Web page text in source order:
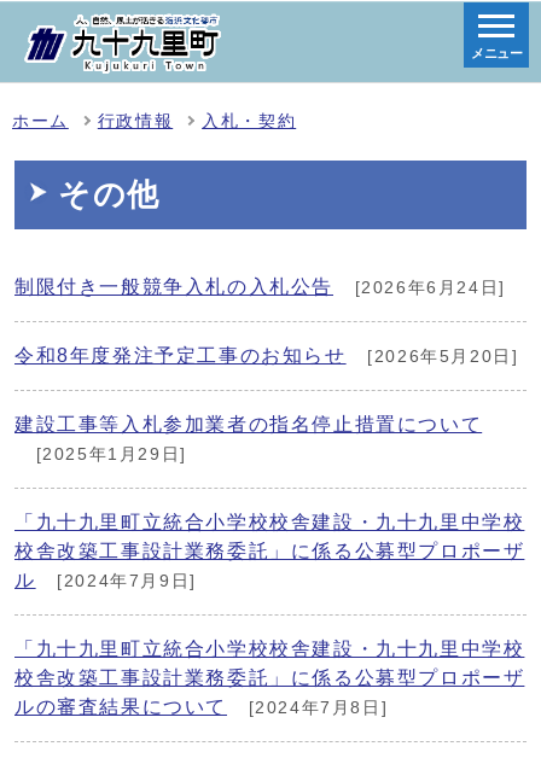
メニュー
ホーム 行政情報 入札・契約
その他
制限付き一般競争入札の入札公告 [2026年6月24日]
令和8年度発注予定工事のお知らせ [2026年5月20日]
建設工事等入札参加業者の指名停止措置について
[2025年1月29日]
「九十九里町立統合小学校校舎建設・九十九里中学校
校舎改築工事設計業務委託」に係る公募型プロポーザ
ル
[2024年7月9日]
「九十九里町立統合小学校校舎建設・九十九里中学校
校舎改築工事設計業務委託」に係る公募型プロポーザ
ルの審査結果について
[2024年7月8日]